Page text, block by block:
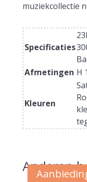
muziekcollectie
Specificaties
Afmetingen H
Kleuren
Anderen